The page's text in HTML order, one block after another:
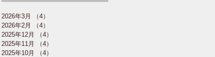
2026年3月 （4）
2026年2月
（4）
2025年12月
（4）
2025年11月
（4）
2025年10月
（4）